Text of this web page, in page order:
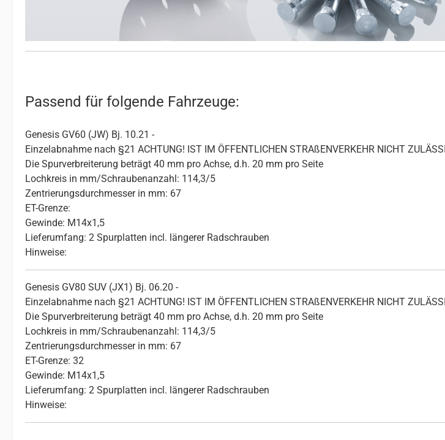
Passend für folgende Fahrzeuge:
Genesis GV60 (JW) Bj. 10.21 -
Einzelabnahme nach §21 ACHTUNG! IST IM ÖFFENTLICHEN STRAßENVERKEHR NICHT
Die Spurverbreiterung beträgt 40 mm pro Achse, d.h. 20 mm pro Seite
Lochkreis in mm/Schraubenanzahl: 114,3/5
Zentrierungsdurchmesser in mm: 67
ET-Grenze:
Gewinde: M14x1,5
Lieferumfang: 2 Spurplatten incl. längerer Radschrauben
Hinweise:
Genesis GV80 SUV (JX1) Bj. 06.20 -
Einzelabnahme nach §21 ACHTUNG! IST IM ÖFFENTLICHEN STRAßENVERKEHR NICHT
Die Spurverbreiterung beträgt 40 mm pro Achse, d.h. 20 mm pro Seite
Lochkreis in mm/Schraubenanzahl: 114,3/5
Zentrierungsdurchmesser in mm: 67
ET-Grenze: 32
Gewinde: M14x1,5
Lieferumfang: 2 Spurplatten incl. längerer Radschrauben
Hinweise: